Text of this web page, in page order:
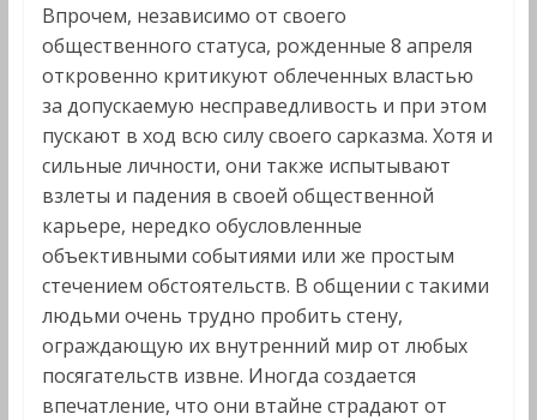
Впрочем, независимо от своего
общественного статуса, рожденные 8 апреля
откровенно критикуют облеченных властью
за допускаемую несправедливость и при этом
пускают в ход всю силу своего сарказма. Хотя и
сильные личности, они также испытывают
взлеты и падения в своей общественной
карьере, нередко обусловленные
объективными событиями или же простым
стечением обстоятельств. В общении с такими
людьми очень трудно пробить стену,
ограждающую их внутренний мир от любых
посягательств извне. Иногда создается
впечатление, что они втайне страдают от